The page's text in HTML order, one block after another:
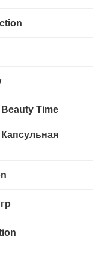
Time